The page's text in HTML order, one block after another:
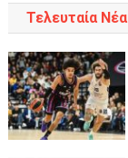
Τελευταία Νέα